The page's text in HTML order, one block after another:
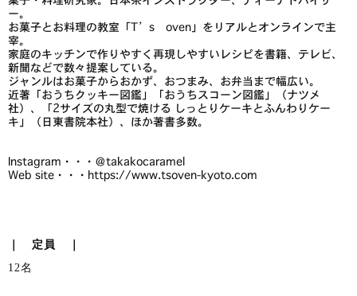
ー。
お菓子とお料理の教室「T’s oven」をリアルとオンラインで主
宰。
家庭のキッチンで作りやすく再現しやすいレシピを書籍、テレビ、
新聞などで数々提案している。
ジャンルはお菓子からおかず、おつまみ、お弁当まで幅広い。
近著「おうちクッキー図鑑」「おうちスコーン図鑑」（ナツメ
社）、「2サイズの丸型で焼ける しっとりケーキとふんわりケー
キ」（日東書院本社）、ほか著書多数。
Instagram・・・＠takakocaramel
Web site・・・https://www.tsoven-kyoto.com
｜ 定員 ｜
12名